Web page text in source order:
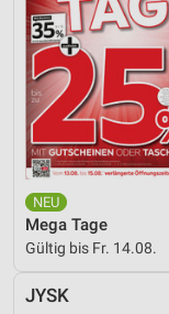
Mega Tage
Gültig bis Fr. 14.08.
JYSK